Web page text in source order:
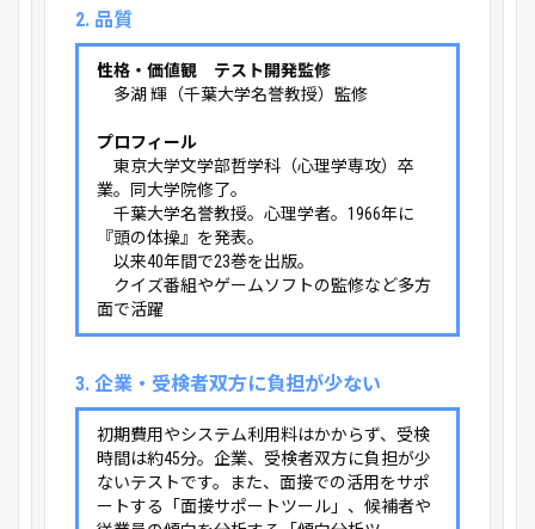
2. 品質
性格・価値観 テスト開発監修
多湖 輝（千葉大学名誉教授）監修
プロフィール
東京大学文学部哲学科（心理学専攻）卒
業。同大学院修了。
千葉大学名誉教授。心理学者。1966年に
『頭の体操』を発表。
以来40年間で23巻を出版。
クイズ番組やゲームソフトの監修など多方
面で活躍
3. 企業・受検者双方に負担が少ない
初期費用やシステム利用料はかからず、受検
時間は約45分。企業、受検者双方に負担が少
ないテストです。また、面接での活用をサポ
ートする「面接サポートツール」、候補者や